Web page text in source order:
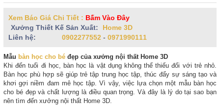
Xem Báo Giá Chi Tiết : Bấm Vào Đây
Xưởng Thiết Kế Sản Xuất:
Home 3D
Liên hệ:
0902277552 - 0971990111
Mẫu bàn học cho bé đẹp của xưởng nội thất Home 3D
Khi đến tuổi đi học, bàn học là vật dụng không thể thiếu đối với trẻ nhỏ.
Bàn học phù hợp sẽ giúp trẻ tập trung học tập, thúc đẩy sự sáng tạo và
khơi gợi niềm đam mê học tập. Vì vậy, việc lựa chọn một mẫu bàn học
cho bé đẹp và chất lượng là điều quan trọng. Và đây là lý do tại sao bạn
nên tìm đến xưởng nội thất Home 3D.